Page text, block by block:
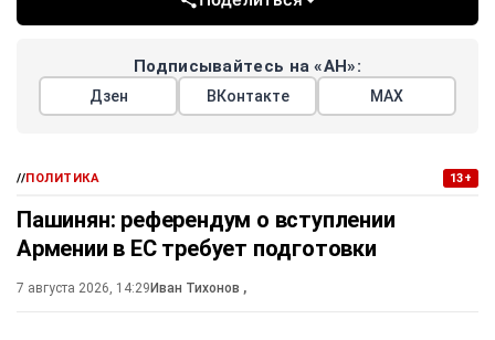
Подписывайтесь на «АН»:
Дзен ВКонтакте МАХ
//ПОЛИТИКА 13+
Пашинян: референдум о вступлении
Армении в ЕС требует подготовки
7 августа 2026, 14:29 Иван Тихонов ,